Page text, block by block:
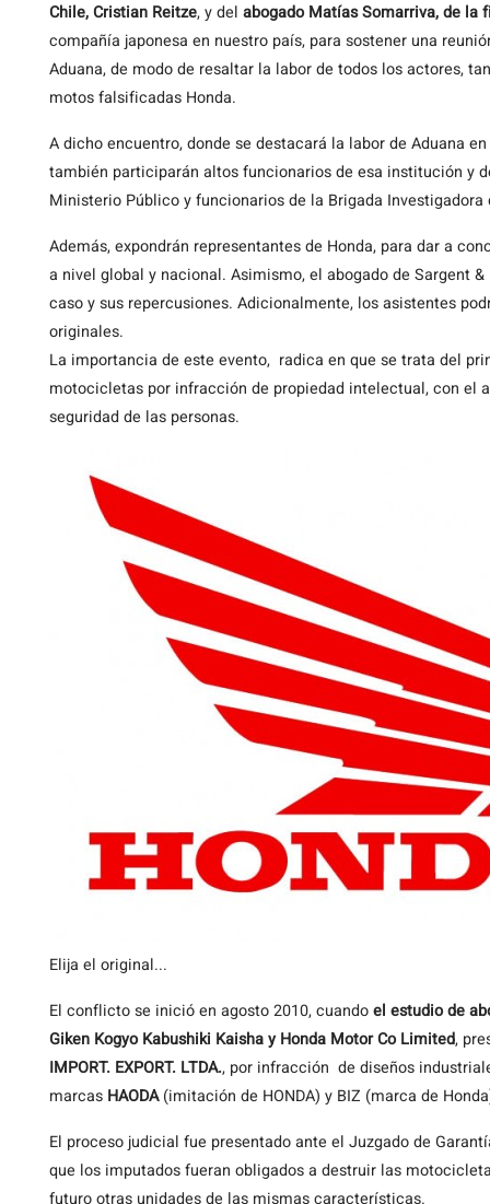
Chile, Cristian Reitze, y del abogado Matías Somarriva, de la
compañía japonesa en nuestro país, para sostener una
Aduana, de modo de resaltar la labor de todos los actores,
motos falsificadas Honda.
A dicho encuentro, donde se destacará la labor de Aduana
también participarán altos funcionarios de esa institución y
Ministerio Público y funcionarios de la Brigada
Además, expondrán representantes de Honda, para dar a
a nivel global y nacional. Asimismo, el abogado de Sargent
caso y sus repercusiones. Adicionalmente, los asistentes
originales.
La importancia de este evento, radica en que se trata del
motocicletas por infracción de propiedad intelectual, con el
seguridad de las personas.
Elija el original...
El conflicto se inició en agosto 2010, cuandoel estudio de
Giken Kogyo Kabushiki Kaisha y Honda Motor Co Limited,
IMPORT. EXPORT. LTDA., por infracción de diseños
marcas HAODA(imitación de HONDA) y BIZ (marca de
El proceso judicial fue presentado ante el Juzgado de
que los imputados fueran obligados a destruir las
futuro otras unidades de las mismas características.